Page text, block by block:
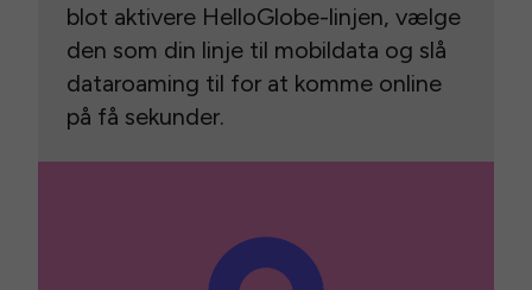
blot aktivere HelloGlobe-linjen, vælge
den som din linje til mobildata og slå
dataroaming til for at komme online
på få sekunder.